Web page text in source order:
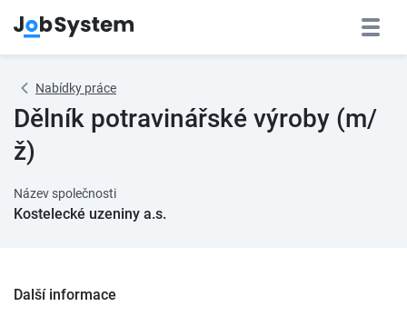
Nabídky práce
Dělník potravinářské výroby (m/
ž)
Název společnosti
Kostelecké uzeniny a.s.
Další informace